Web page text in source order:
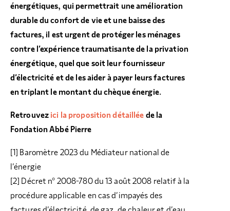
énergétiques, qui permettrait une amélioration
durable du confort de vie et une baisse des
factures, il est urgent de protéger les ménages
contre l’expérience traumatisante de la privation
énergétique, quel que soit leur fournisseur
d’électricité et de les aider à payer leurs factures
en triplant le montant du chèque énergie.
Retrouvez ici la proposition détaillée de la
Fondation Abbé Pierre
[1] Baromètre 2023 du Médiateur national de
l’énergie
[2] Décret n° 2008-780 du 13 août 2008 relatif à la
procédure applicable en cas d’impayés des